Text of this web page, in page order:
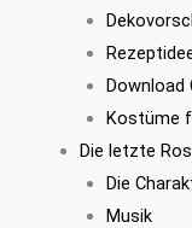
Download
Kostüme
Die letzte
Die
Musik